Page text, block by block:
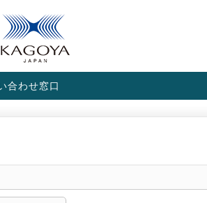
合わせ窓口